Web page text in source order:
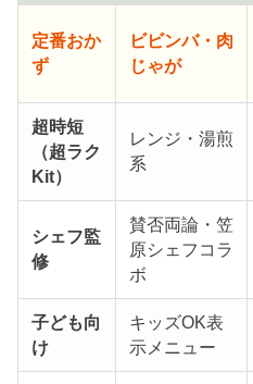
定番おか
ず
ビビンバ・肉
じゃが
超時短
（超ラク
Kit）
レンジ・湯煎
系
シェフ監
修
賛否両論・笠
原シェフコラ
ボ
子ども向
け
キッズOK表
示メニュー